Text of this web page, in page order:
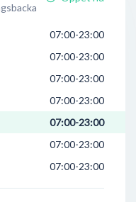
07:00-23:00
07:00-23:00
07:00-23:00
07:00-23:00
07:00-23:00
07:00-23:00
07:00-23:00